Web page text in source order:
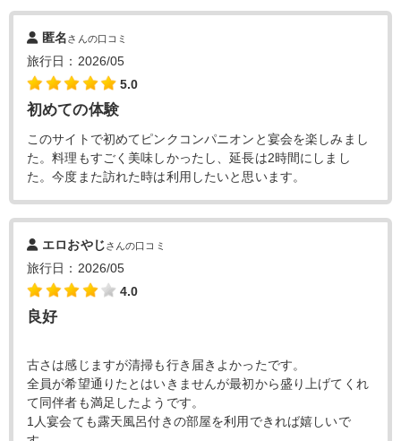
匿名さんの口コミ
旅行日：2026/05
5.0
初めての体験
このサイトで初めてピンクコンパニオンと宴会を楽しみまし
た。料理もすごく美味しかったし、延長は2時間にしまし
た。今度また訪れた時は利用したいと思います。
エロおやじさんの口コミ
旅行日：2026/05
4.0
良好
古さは感じますが清掃も行き届きよかったです。
全員が希望通りたとはいきませんが最初から盛り上げてくれ
て同伴者も満足したようです。
1人宴会ても露天風呂付きの部屋を利用できれば嬉しいで